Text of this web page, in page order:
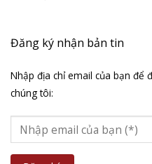
Đăng ký nhận bản tin
Nhập địa chỉ email của bạn để
chúng tôi: